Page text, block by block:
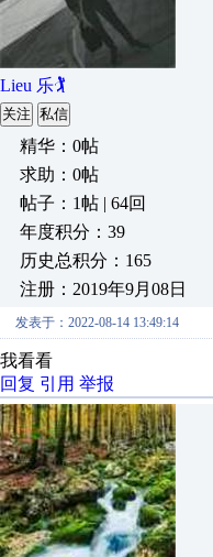
Lieu 乐🏌
关注 私信
精华：0帖
求助：0帖
帖子：1帖 | 64回
年度积分：39
历史总积分：165
注册：2019年9月08日
发表于：2022-08-14 13:49:14
我看看
回复 引用 举报